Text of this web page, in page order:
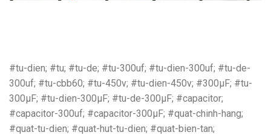
#tu-dien; #tu; #tu-de; #tu-300uf; #tu-dien-300uf; #tu-de-
300uf; #tu-cbb60; #tu-450v; #tu-dien-450v; #300µF; #tu-
300µF; #tu-dien-300µF; #tu-de-300µF; #capacitor;
#capacitor-300uf; #capacitor-300µF; #quat-chinh-hang;
#quat-tu-dien; #quat-hut-tu-dien; #quat-bien-tan;